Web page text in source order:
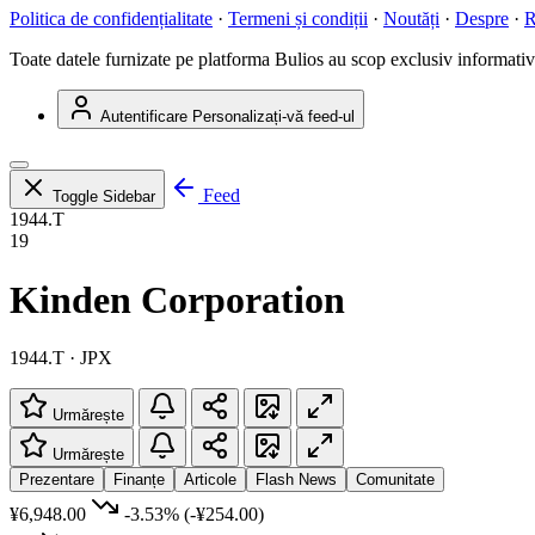
Politica de confidențialitate · Termeni și condiții · Noutăți · Despre ·
Toate datele furnizate pe platforma Bulios au scop exclusiv
Autentificare Personalizați-vă feed-ul
Toggle Sidebar
Feed
1944.T
19
Kinden Corporation
1944.T · JPX
Urmărește
Urmărește
Prezentare
Finanțe Articole Flash News Comunitate
¥6,948.00 -3.53% (-¥254.00)